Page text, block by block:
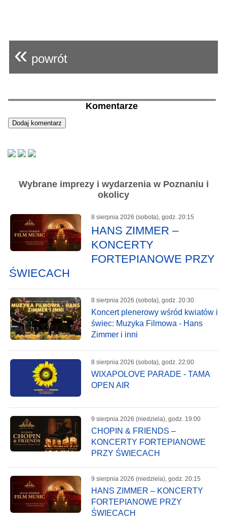
« powrót
Komentarze
Wybrane imprezy i wydarzenia w Poznaniu i
okolicy
8 sierpnia 2026 (sobota), godz. 20:15
HANS ZIMMER –
KONCERTY
FORTEPIANOWE PRZY
ŚWIECACH
8 sierpnia 2026 (sobota), godz. 20:30
Koncert plenerowy wśród kwiatów i
świec: Muzyka Filmowa - Hans
Zimmer i inni
8 sierpnia 2026 (sobota), godz. 22:00
WIXAPOLOVE PARADE - TAMA
OPEN AIR
9 sierpnia 2026 (niedziela), godz. 19:00
CHOPIN & FRIENDS –
KONCERTY FORTEPIANOWE
PRZY ŚWIECACH
9 sierpnia 2026 (niedziela), godz. 20:15
HANS ZIMMER – KONCERTY
FORTEPIANOWE PRZY
ŚWIECACH